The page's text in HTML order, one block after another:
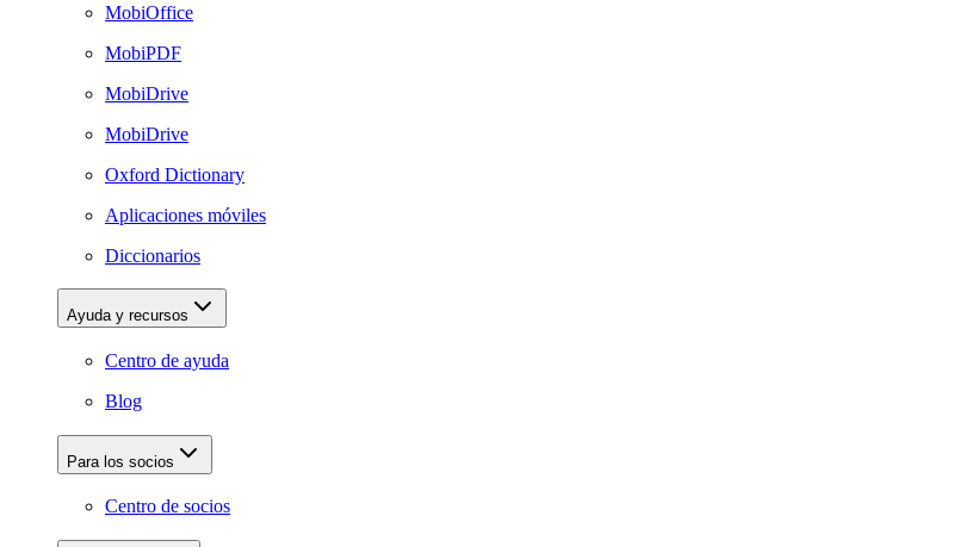
MobiOffice
MobiPDF
MobiDrive
MobiDrive
Oxford Dictionary
Aplicaciones móviles
Diccionarios
Ayuda y recursos
Centro de ayuda
Blog
Para los socios
Centro de socios